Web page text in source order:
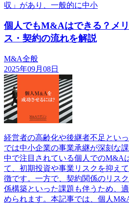
収」があり、一般的に中小
個人でもM&Aはできる？メ
ス・契約の流れを解説
M&A全般
2025年09月08日
経営者の高齢化や後継者不足とい
では中小企業の事業承継が深刻な
中で注目されている個人でのM&A
て、初期投資や事業リスクを抑え
徴です。一方で、契約関係のリス
係構築といった課題も伴うため、
められます。本記事では、個人